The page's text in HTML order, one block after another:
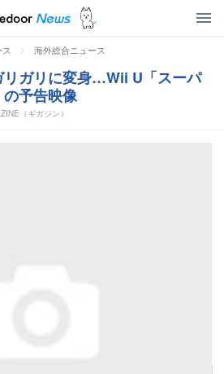
> 海外総合ニュース
リガリに変身…Wii U「スーパ
予告映像
（ギガジン）